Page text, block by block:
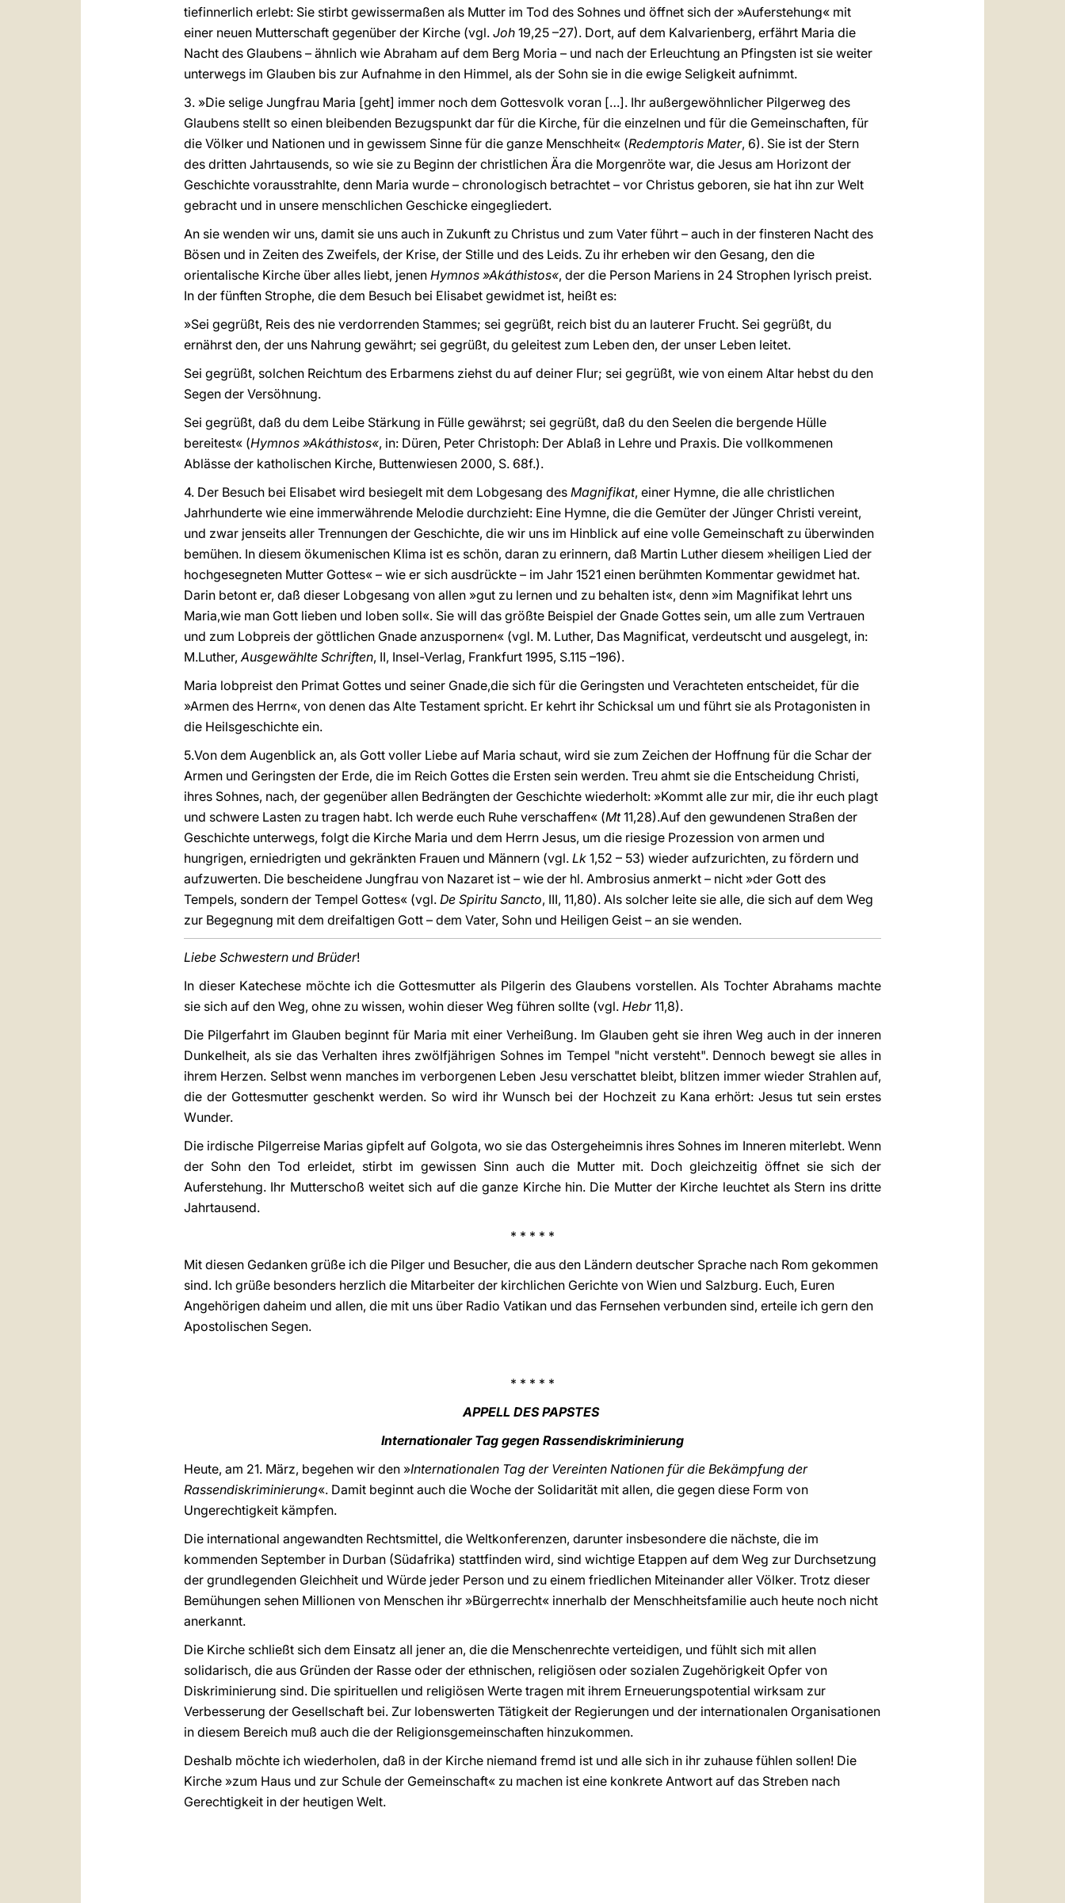
tiefinnerlich erlebt: Sie stirbt gewissermaßen als Mutter im Tod des Sohnes und öffnet sich der »Auferstehung« mit
einer neuen Mutterschaft gegenüber der Kirche (vgl. Joh 19,25 –27). Dort, auf dem Kalvarienberg, erfährt Maria die
Nacht des Glaubens – ähnlich wie Abraham auf dem Berg Moria – und nach der Erleuchtung an Pfingsten ist sie weiter
unterwegs im Glauben bis zur Aufnahme in den Himmel, als der Sohn sie in die ewige Seligkeit aufnimmt.
3. »Die selige Jungfrau Maria [geht] immer noch dem Gottesvolk voran […]. Ihr außergewöhnlicher Pilgerweg des
Glaubens stellt so einen bleibenden Bezugspunkt dar für die Kirche, für die einzelnen und für die Gemeinschaften, für
die Völker und Nationen und in gewissem Sinne für die ganze Menschheit« (Redemptoris Mater, 6). Sie ist der Stern
des dritten Jahrtausends, so wie sie zu Beginn der christlichen Ära die Morgenröte war, die Jesus am Horizont der
Geschichte vorausstrahlte, denn Maria wurde – chronologisch betrachtet – vor Christus geboren, sie hat ihn zur Welt
gebracht und in unsere menschlichen Geschicke eingegliedert.
An sie wenden wir uns, damit sie uns auch in Zukunft zu Christus und zum Vater führt – auch in der finsteren Nacht des
Bösen und in Zeiten des Zweifels, der Krise, der Stille und des Leids. Zu ihr erheben wir den Gesang, den die
orientalische Kirche über alles liebt, jenen Hymnos »Akáthistos«, der die Person Mariens in 24 Strophen lyrisch preist.
In der fünften Strophe, die dem Besuch bei Elisabet gewidmet ist, heißt es:
»Sei gegrüßt, Reis des nie verdorrenden Stammes; sei gegrüßt, reich bist du an lauterer Frucht. Sei gegrüßt, du
ernährst den, der uns Nahrung gewährt; sei gegrüßt, du geleitest zum Leben den, der unser Leben leitet.
Sei gegrüßt, solchen Reichtum des Erbarmens ziehst du auf deiner Flur; sei gegrüßt, wie von einem Altar hebst du den
Segen der Versöhnung.
Sei gegrüßt, daß du dem Leibe Stärkung in Fülle gewährst; sei gegrüßt, daß du den Seelen die bergende Hülle
bereitest« (Hymnos »Akáthistos«, in: Düren, Peter Christoph: Der Ablaß in Lehre und Praxis. Die vollkommenen
Ablässe der katholischen Kirche, Buttenwiesen 2000, S. 68f.).
4. Der Besuch bei Elisabet wird besiegelt mit dem Lobgesang des Magnifikat, einer Hymne, die alle christlichen
Jahrhunderte wie eine immerwährende Melodie durchzieht: Eine Hymne, die die Gemüter der Jünger Christi vereint,
und zwar jenseits aller Trennungen der Geschichte, die wir uns im Hinblick auf eine volle Gemeinschaft zu überwinden
bemühen. In diesem ökumenischen Klima ist es schön, daran zu erinnern, daß Martin Luther diesem »heiligen Lied der
hochgesegneten Mutter Gottes« – wie er sich ausdrückte – im Jahr 1521 einen berühmten Kommentar gewidmet hat.
Darin betont er, daß dieser Lobgesang von allen »gut zu lernen und zu behalten ist«, denn »im Magnifikat lehrt uns
Maria,wie man Gott lieben und loben soll«. Sie will das größte Beispiel der Gnade Gottes sein, um alle zum Vertrauen
und zum Lobpreis der göttlichen Gnade anzuspornen« (vgl. M. Luther, Das Magnificat, verdeutscht und ausgelegt, in:
M.Luther,Ausgewählte Schriften, II, Insel-Verlag, Frankfurt 1995, S.115 –196).
Maria lobpreist den Primat Gottes und seiner Gnade,die sich für die Geringsten und Verachteten entscheidet, für die
»Armen des Herrn«, von denen das Alte Testament spricht. Er kehrt ihr Schicksal um und führt sie als Protagonisten in
die Heilsgeschichte ein.
5.Von dem Augenblick an, als Gott voller Liebe auf Maria schaut, wird sie zum Zeichen der Hoffnung für die Schar der
Armen und Geringsten der Erde, die im Reich Gottes die Ersten sein werden. Treu ahmt sie die Entscheidung Christi,
ihres Sohnes, nach, der gegenüber allen Bedrängten der Geschichte wiederholt: »Kommt alle zur mir, die ihr euch plagt
und schwere Lasten zu tragen habt. Ich werde euch Ruhe verschaffen« (Mt11,28).Auf den gewundenen Straßen der
Geschichte unterwegs, folgt die Kirche Maria und dem Herrn Jesus, um die riesige Prozession von armen und
hungrigen, erniedrigten und gekränkten Frauen und Männern (vgl. Lk 1,52 – 53) wieder aufzurichten, zu fördern und
aufzuwerten. Die bescheidene Jungfrau von Nazaret ist – wie der hl. Ambrosius anmerkt – nicht »der Gott des
Tempels, sondern der Tempel Gottes« (vgl. De Spiritu Sancto, III, 11,80). Als solcher leite sie alle, die sich auf dem Weg
zur Begegnung mit dem dreifaltigen Gott – dem Vater, Sohn und Heiligen Geist – an sie wenden.
Liebe Schwestern und Brüder!
In dieser Katechese möchte ich die Gottesmutter als Pilgerin des Glaubens vorstellen. Als Tochter Abrahams machte
sie sich auf den Weg, ohne zu wissen, wohin dieser Weg führen sollte (vgl. Hebr11,8).
Die Pilgerfahrt im Glauben beginnt für Maria mit einer Verheißung. Im Glauben geht sie ihren Weg auch in der inneren
Dunkelheit, als sie das Verhalten ihres zwölfjährigen Sohnes im Tempel "nicht versteht". Dennoch bewegt sie alles in
ihrem Herzen. Selbst wenn manches im verborgenen Leben Jesu verschattet bleibt, blitzen immer wieder Strahlen auf,
die der Gottesmutter geschenkt werden. So wird ihr Wunsch bei der Hochzeit zu Kana erhört: Jesus tut sein erstes
Wunder.
Die irdische Pilgerreise Marias gipfelt auf Golgota, wo sie das Ostergeheimnis ihres Sohnes im Inneren miterlebt. Wenn
der Sohn den Tod erleidet, stirbt im gewissen Sinn auch die Mutter mit. Doch gleichzeitig öffnet sie sich der
Auferstehung. Ihr Mutterschoß weitet sich auf die ganze Kirche hin. Die Mutter der Kirche leuchtet als Stern ins dritte
Jahrtausend.
* * * * *
Mit diesen Gedanken grüße ich die Pilger und Besucher, die aus den Ländern deutscher Sprache nach Rom gekommen
sind. Ich grüße besonders herzlich die Mitarbeiter der kirchlichen Gerichte von Wien und Salzburg. Euch, Euren
Angehörigen daheim und allen, die mit uns über Radio Vatikan und das Fernsehen verbunden sind, erteile ich gern den
Apostolischen Segen.
* * * * *
APPELL DES PAPSTES
Internationaler Tag gegen Rassendiskriminierung
Heute, am 21. März, begehen wir den »Internationalen Tag der Vereinten Nationen für die Bekämpfung der
Rassendiskriminierung«. Damit beginnt auch die Woche der Solidarität mit allen, die gegen diese Form von
Ungerechtigkeit kämpfen.
Die international angewandten Rechtsmittel, die Weltkonferenzen, darunter insbesondere die nächste, die im
kommenden September in Durban (Südafrika) stattfinden wird, sind wichtige Etappen auf dem Weg zur Durchsetzung
der grundlegenden Gleichheit und Würde jeder Person und zu einem friedlichen Miteinander aller Völker. Trotz dieser
Bemühungen sehen Millionen von Menschen ihr »Bürgerrecht« innerhalb der Menschheitsfamilie auch heute noch nicht
anerkannt.
Die Kirche schließt sich dem Einsatz all jener an, die die Menschenrechte verteidigen, und fühlt sich mit allen
solidarisch, die aus Gründen der Rasse oder der ethnischen, religiösen oder sozialen Zugehörigkeit Opfer von
Diskriminierung sind. Die spirituellen und religiösen Werte tragen mit ihrem Erneuerungspotential wirksam zur
Verbesserung der Gesellschaft bei. Zur lobenswerten Tätigkeit der Regierungen und der internationalen Organisationen
in diesem Bereich muß auch die der Religionsgemeinschaften hinzukommen.
Deshalb möchte ich wiederholen, daß in der Kirche niemand fremd ist und alle sich in ihr zuhause fühlen sollen! Die
Kirche »zum Haus und zur Schule der Gemeinschaft« zu machen ist eine konkrete Antwort auf das Streben nach
Gerechtigkeit in der heutigen Welt.